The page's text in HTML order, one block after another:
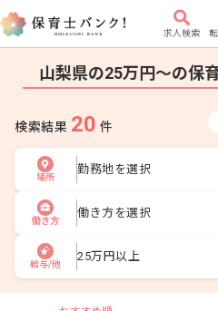
求人検索
山梨県の25万円〜の保
検索結果 20 件
場所
勤務地を選択
働き方
働き方を選択
給与/他
25万円以上